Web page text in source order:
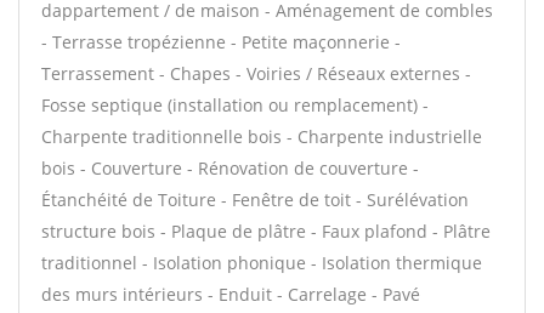
dappartement / de maison - Aménagement de combles
- Terrasse tropézienne - Petite maçonnerie -
Terrassement - Chapes - Voiries / Réseaux externes -
Fosse septique (installation ou remplacement) -
Charpente traditionnelle bois - Charpente industrielle
bois - Couverture - Rénovation de couverture -
Étanchéité de Toiture - Fenêtre de toit - Surélévation
structure bois - Plaque de plâtre - Faux plafond - Plâtre
traditionnel - Isolation phonique - Isolation thermique
des murs intérieurs - Enduit - Carrelage - Pavé